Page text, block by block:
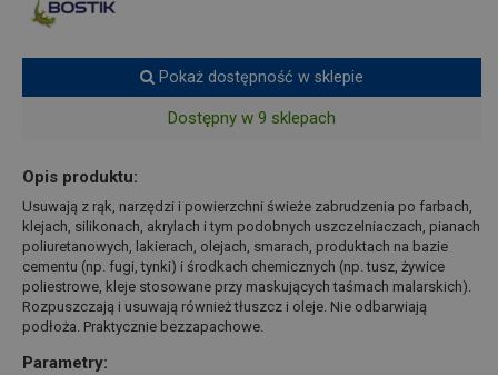
Pokaż dostępność w sklepie
Dostępny w 9 sklepach
Opis produktu:
Usuwają z rąk, narzędzi i powierzchni świeże zabrudzenia po farbach,
klejach, silikonach, akrylach i tym podobnych uszczelniaczach, pianach
poliuretanowych, lakierach, olejach, smarach, produktach na bazie
cementu (np. fugi, tynki) i środkach chemicznych (np. tusz, żywice
poliestrowe, kleje stosowane przy maskujących taśmach malarskich).
Rozpuszczają i usuwają również tłuszcz i oleje. Nie odbarwiają
podłoża. Praktycznie bezzapachowe.
Parametry: